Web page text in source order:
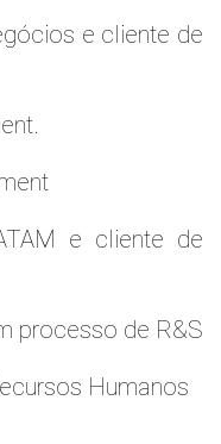
e cliente de
e cliente de
processo de R&S
Humanos